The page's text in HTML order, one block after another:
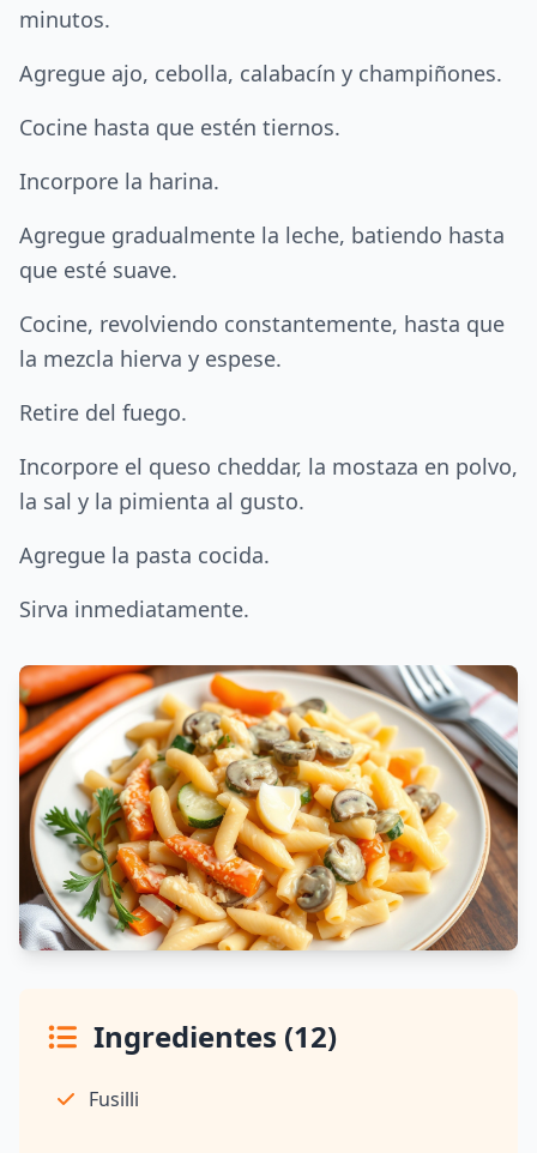
minutos.
Agregue ajo, cebolla, calabacín y champiñones.
Cocine hasta que estén tiernos.
Incorpore la harina.
Agregue gradualmente la leche, batiendo hasta
que esté suave.
Cocine, revolviendo constantemente, hasta que
la mezcla hierva y espese.
Retire del fuego.
Incorpore el queso cheddar, la mostaza en polvo,
la sal y la pimienta al gusto.
Agregue la pasta cocida.
Sirva inmediatamente.
Ingredientes (12)
Fusilli